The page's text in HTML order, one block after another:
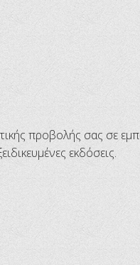
​προβολής σας σε
εκδόσεις.